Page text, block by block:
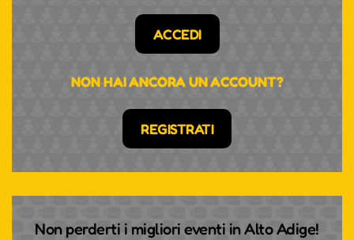
ACCEDI
NON HAI ANCORA UN ACCOUNT?
REGISTRATI
Non perderti i migliori eventi in Alto Adige!